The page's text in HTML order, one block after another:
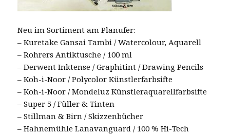
Neu im Sortiment am Planufer:
– Kuretake Gansai Tambi / Watercolour, Aquarell
– Rohrers Antiktusche / 100 ml
– Derwent Inktense / Graphitint / Drawing Pencils
– Koh-i-Noor / Polycolor Künstlerfarbsifte
– Koh-i-Noor / Mondeluz Künstleraquarellfarbsifte
– Super 5 / Füller & Tinten
– Stillman & Birn / Skizzenbücher
– Hahnemühle Lanavanguard / 100 % Hi-Tech